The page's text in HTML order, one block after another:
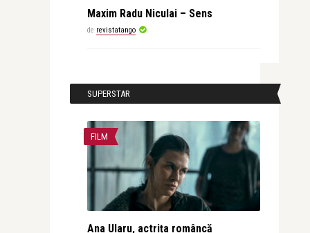
Maxim Radu Niculai – Sens
de revistatango
SUPERSTAR
FILM
Ana Ularu, actrița româncă